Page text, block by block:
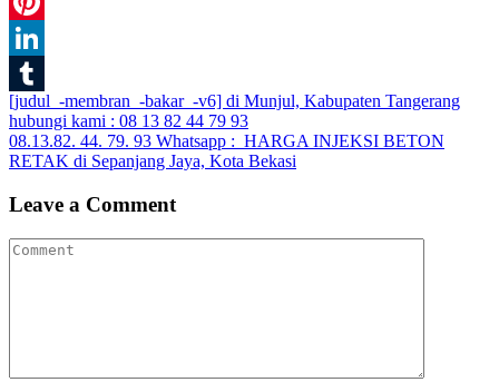
Pinterest
LinkedIn
Tumblr
Post
navigation
[judul_-membran_-bakar_-v6] di Munjul, Kabupaten Tangerang
hubungi kami : 08 13 82 44 79 93
08.13.82. 44. 79. 93 Whatsapp : HARGA INJEKSI BETON
RETAK di Sepanjang Jaya, Kota Bekasi
Leave a Comment